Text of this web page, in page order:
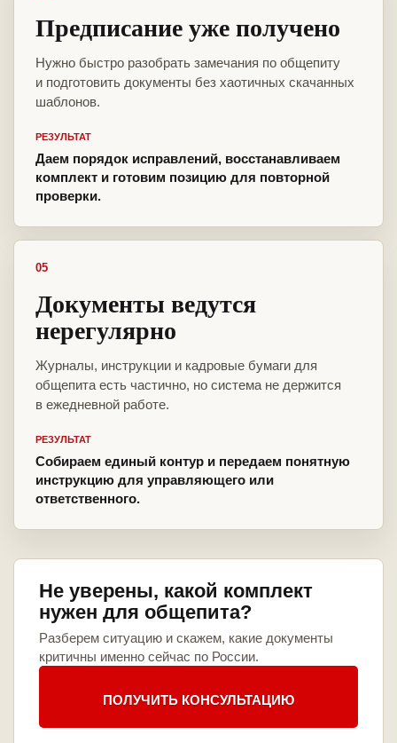
Предписание уже получено
Нужно быстро разобрать замечания по общепиту
и подготовить документы без хаотичных скачанных
шаблонов.
РЕЗУЛЬТАТ
Даем порядок исправлений, восстанавливаем
комплект и готовим позицию для повторной
проверки.
05
Документы ведутся
нерегулярно
Журналы, инструкции и кадровые бумаги для
общепита есть частично, но система не держится
в ежедневной работе.
РЕЗУЛЬТАТ
Собираем единый контур и передаем понятную
инструкцию для управляющего или
ответственного.
Не уверены, какой комплект
нужен для общепита?
Разберем ситуацию и скажем, какие документы
критичны именно сейчас по России.
ПОЛУЧИТЬ КОНСУЛЬТАЦИЮ